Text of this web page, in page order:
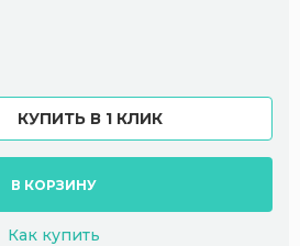
КУПИТЬ В 1 КЛИК
В КОРЗИНУ
Как купить